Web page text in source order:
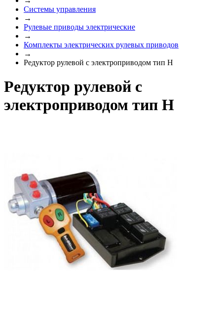
Системы управления
→
Рулевые приводы электрические
→
Комплекты электрических рулевых приводов
→
Редуктор рулевой с электроприводом тип H
Редуктор рулевой с
электроприводом тип H